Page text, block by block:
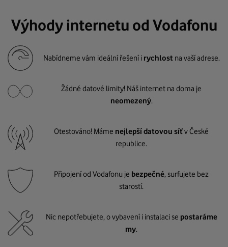
Výhody internetu od Vodafonu
Nabídneme vám ideální řešení i rychlost na vaší adrese.
Žádné datové limity! Náš internet na doma je
neomezený.
Otestováno! Máme nejlepší datovou síťv České
republice.
Připojení od Vodafonu je bezpečné, surfujete bez
starostí.
Nic nepotřebujete, o vybavení i instalaci se postaráme
my.